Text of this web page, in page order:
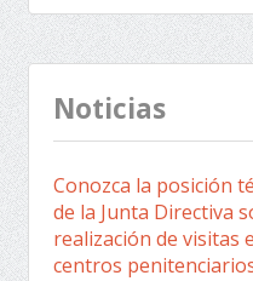
Noticias
Conozca la posición
de la Junta Directiva
realización de visitas
centros